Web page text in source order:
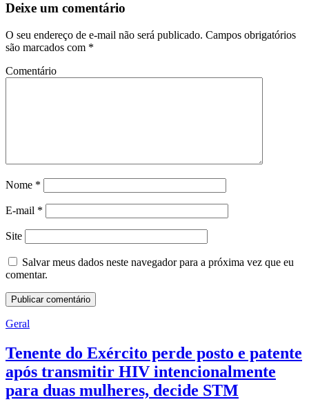
Deixe um comentário
O seu endereço de e-mail não será publicado. Campos obrigatórios
são marcados com *
Comentário
Nome *
E-mail *
Site
Salvar meus dados neste navegador para a próxima vez que eu
comentar.
Geral
Tenente do Exército perde posto e patente
após transmitir HIV intencionalmente
para duas mulheres, decide STM